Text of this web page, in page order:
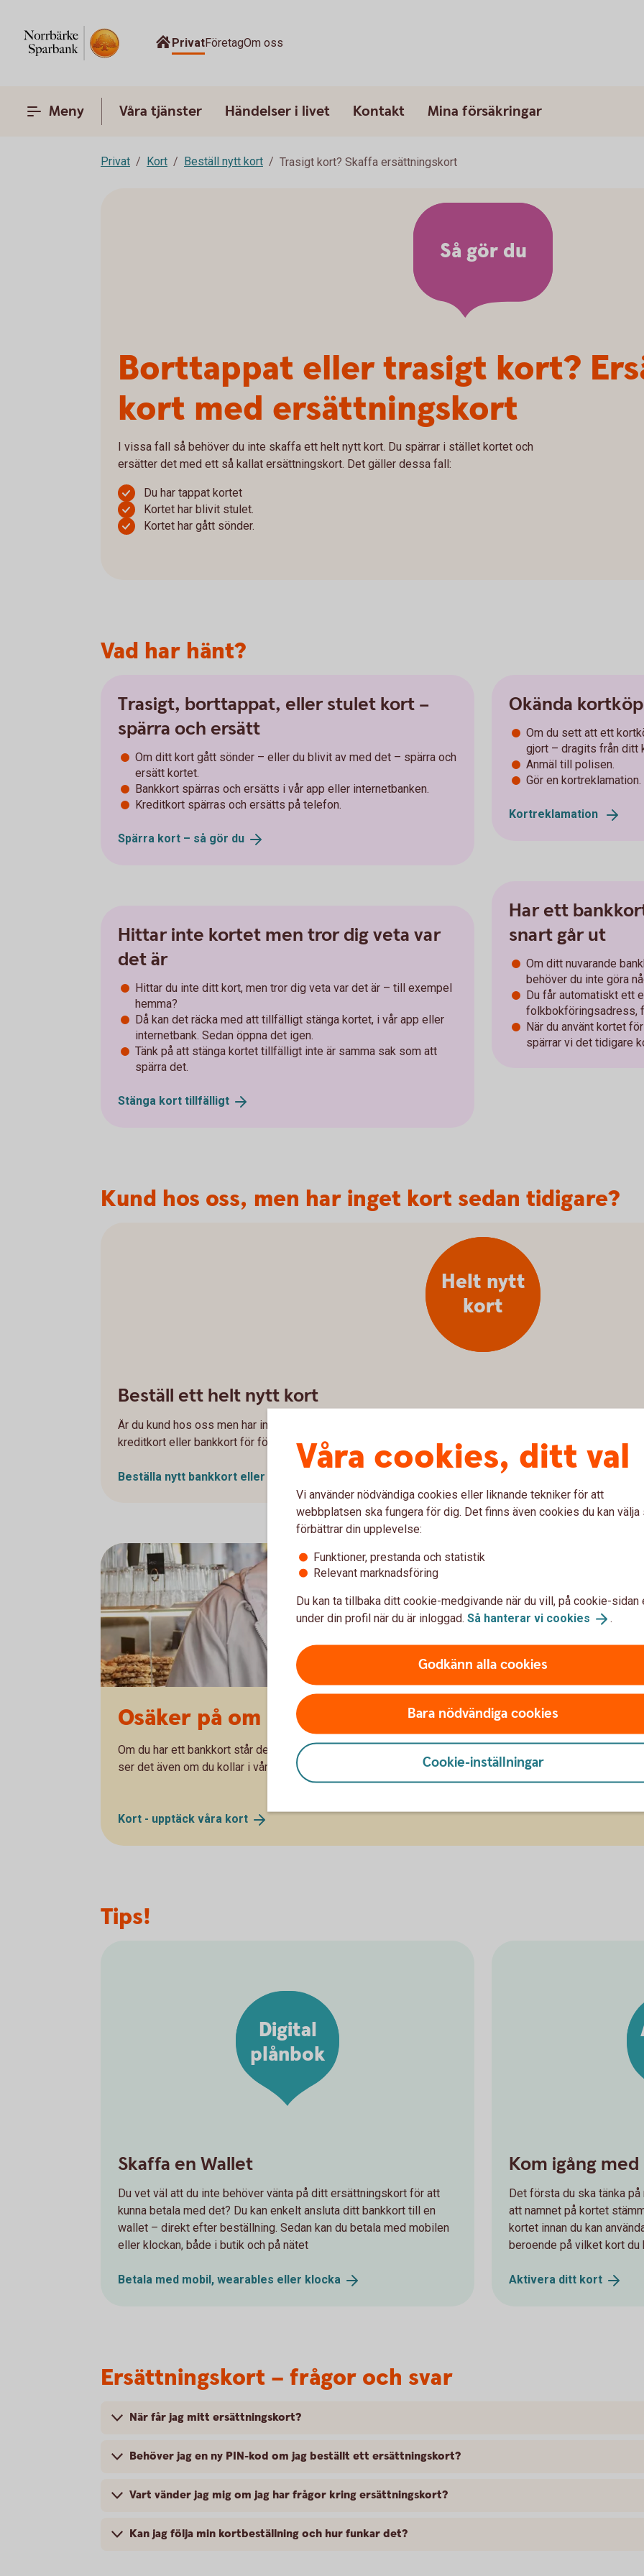
PrivatFöretagOm oss
Meny Våra tjänster Händelser i livet Kontakt Mina försäkringar
Privat Kort Beställ nytt kort Trasigt kort? Skaffa ersättningskort
Borttappat eller trasigt kort?
kort med ersättningskort
I vissa fall så behöver du inte skaffa ett helt nytt kort. Du spärrar i stället kortet och
ersätter det med ett så kallat ersättningskort. Det gäller dessa fall:
Du har tappat kortet
Kortet har blivit stulet.
Kortet har gått sönder.
Så gör du
Vad har hänt?
Trasigt, borttappat, eller stulet kort –
spärra och ersätt
Om ditt kort gått sönder – eller du blivit av med det – spärra och
ersätt kortet.
Bankkort spärras och ersätts i vår app eller internetbanken.
Kreditkort spärras och ersätts på telefon.
Spärra kort – så gör du
Hittar inte kortet men tror dig veta var
det är
Hittar du inte ditt kort, men tror dig veta var det är – till exempel
hemma?
Då kan det räcka med att tillfälligt stänga kortet, i vår app eller
internetbank. Sedan öppna det igen.
Tänk på att stänga kortet tillfälligt inte är samma sak som att
spärra det.
Stänga kort tillfälligt
Okända
Om du sett att ett
gjort – dragits från ditt
Anmäl till polisen.
Gör en kortreklamation.
Kortreklamation
Har ett
snart går ut
Om ditt nuvarande
behöver du inte göra
Du får automatiskt ett
folkbokföringsadress,
När du använt kortet
spärrar vi det tidigare
Kund hos oss, men har inget kort sedan tidigare?
Helt nytt
kort
Beställ ett helt nytt kort
Är du kund hos oss men har inget kort idag? Läs mer om hur du beställer ett betal- och
kreditkort eller bankkort för första gången.
Beställa nytt bankkort eller betal- och
Osäker på om du har ett bankkort eller
Om du har ett bankkort står det ”Debit” på kortet och på ett kreditkort står det "Credit”. Du
ser det även om du kollar i vår app eller Internetbanken. Kolla in vilka kort vi har i dag.
Kort - upptäck våra kort
Tips!
Digital
plånbok
Skaffa en Wallet
Du vet väl att du inte behöver vänta på ditt ersättningskort för att
kunna betala med det? Du kan enkelt ansluta ditt bankkort till en
wallet – direkt efter beställning. Sedan kan du betala med mobilen
eller klockan, både i butik och på nätet
Betala med mobil, wearables eller klocka
Kom igång
Det första du ska tänka
att namnet på kortet
kortet innan du kan
beroende på vilket kort du
Aktivera ditt kort
Ersättningskort – frågor och svar
När får jag mitt ersättningskort?
Behöver jag en ny PIN-kod om jag beställt ett ersättningskort?
Vart vänder jag mig om jag har frågor kring ersättningskort?
Kan jag följa min kortbeställning och hur funkar det?
Våra cookies, ditt val
Vi använder nödvändiga cookies eller liknande tekniker för att
webbplatsen ska fungera för dig. Det finns även cookies du kan välja
förbättrar din upplevelse:
Funktioner, prestanda och statistik
Relevant marknadsföring
Du kan ta tillbaka ditt cookie-medgivande när du vill, på cookie-sidan
under din profil när du är inloggad. Så hanterar vi cookies .
Godkänn alla cookies
Bara nödvändiga cookies
Cookie-inställningar